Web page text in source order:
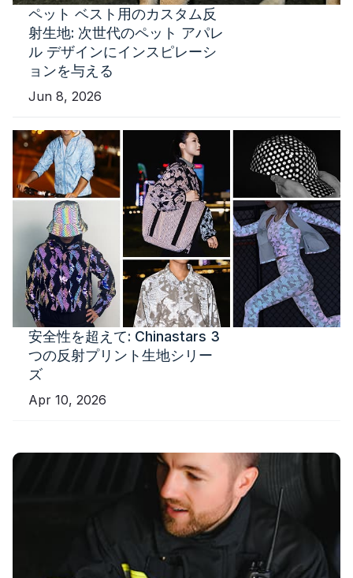
ペット ベスト用のカスタム反
射生地: 次世代のペット アパレ
ル デザインにインスピレーシ
ョンを与える
Jun 8, 2026
安全性を超えて: Chinastars 3
つの反射プリント生地シリー
ズ
Apr 10, 2026